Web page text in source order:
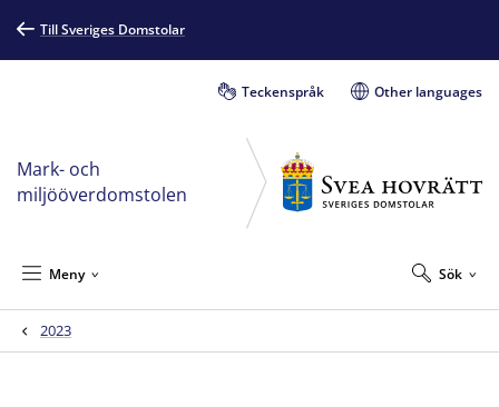
Till Sveriges Domstolar
Teckenspråk Other languages
Mark- och
miljööverdomstolen
Sök
Meny
2023